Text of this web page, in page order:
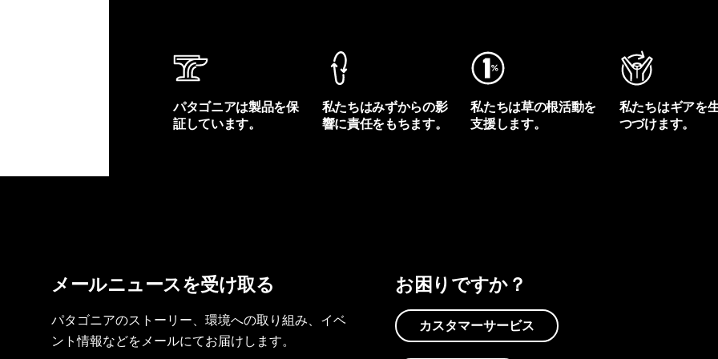
パタゴニアは製品を保
証しています。
私たちはみずからの影
響に責任をもちます。
私たちは草の根活動を
支援します。
私たちはギアを
つづけます。
メールニュースを受け取る
パタゴニアのストーリー、環境への取り組み、イベ
ント情報などをメールにてお届けします。
お困りですか？
カスタマーサービス